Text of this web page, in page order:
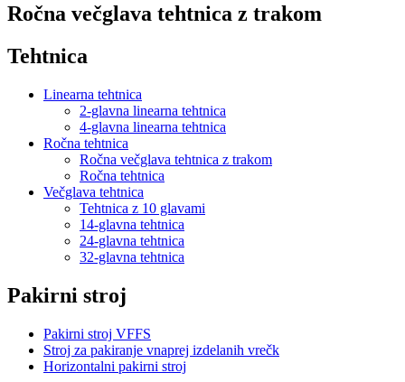
Ročna večglava tehtnica z trakom
Tehtnica
Linearna tehtnica
2-glavna linearna tehtnica
4-glavna linearna tehtnica
Ročna tehtnica
Ročna večglava tehtnica z trakom
Ročna tehtnica
Večglava tehtnica
Tehtnica z 10 glavami
14-glavna tehtnica
24-glavna tehtnica
32-glavna tehtnica
Pakirni stroj
Pakirni stroj VFFS
Stroj za pakiranje vnaprej izdelanih vrečk
Horizontalni pakirni stroj